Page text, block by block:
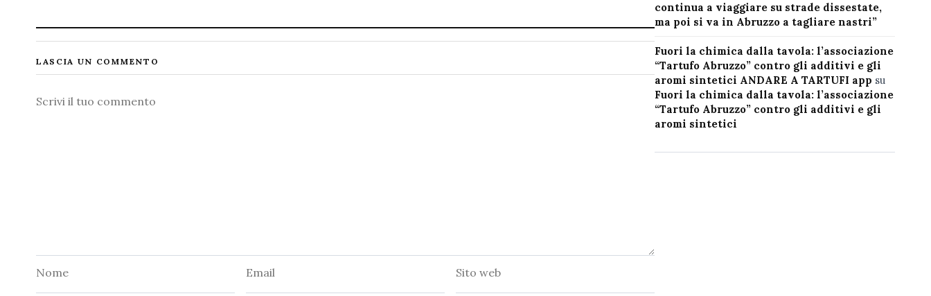
LASCIA UN COMMENTO
Commento
continua a viaggiare su strade dissestate,
ma poi si va in Abruzzo a tagliare nastri”
Fuori la chimica dalla tavola: l’associazione
“Tartufo Abruzzo” contro gli additivi e gli
aromi sintetici ANDARE A TARTUFI app su
Fuori la chimica dalla tavola: l’associazione
“Tartufo Abruzzo” contro gli additivi e gli
aromi sintetici